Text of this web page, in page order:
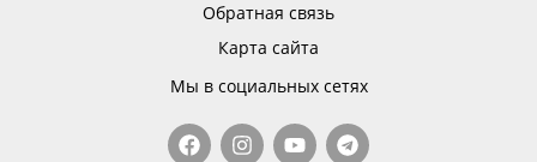
Обратная связь
Карта сайта
Мы в социальных сетях